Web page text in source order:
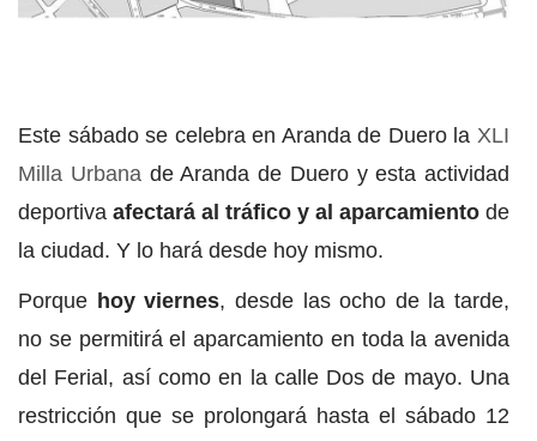
Este sábado se celebra en Aranda de Duero la XLI
Milla Urbanade Aranda de Duero y esta actividad
deportiva afectará al tráfico y al aparcamiento de
la ciudad. Y lo hará desde hoy mismo.
Porque hoy viernes, desde las ocho de la tarde,
no se permitirá el aparcamiento en toda la avenida
del Ferial, así como en la calle Dos de mayo. Una
restricción que se prolongará hasta el sábado 12